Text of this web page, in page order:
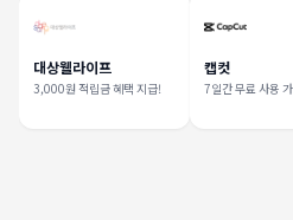
대상웰라이프
3,000원 적립금 혜택 지급!
캡컷
7일간 무료 사용